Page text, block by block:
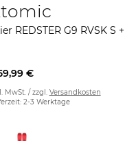
REDSTER G9 RVSK S
€
MwSt. / zzgl. Versandkosten
2-3 Werktage